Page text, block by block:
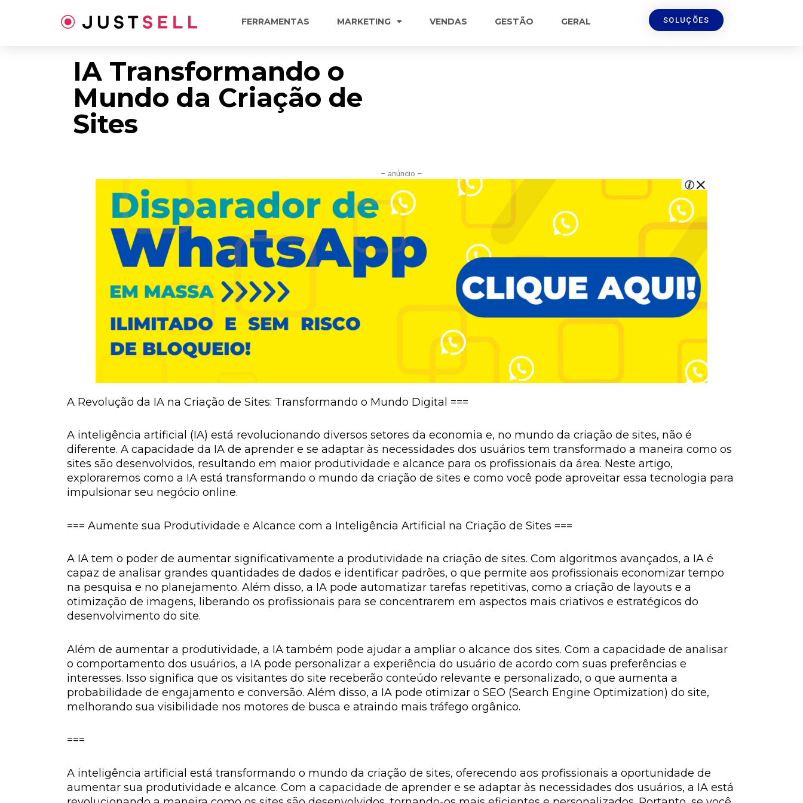
FERRAMENTAS MARKETING VENDAS GESTÃO GERAL SOLUÇÕES
IA Transformando o
Mundo da Criação de
Sites
– anúncio –
A Revolução da IA na Criação de Sites: Transformando o Mundo Digital ===
A inteligência artificial (IA) está revolucionando diversos setores da economia e, no mundo da criação de sites, não é
diferente. A capacidade da IA de aprender e se adaptar às necessidades dos usuários tem transformado a maneira como os
sites são desenvolvidos, resultando em maior produtividade e alcance para os profissionais da área. Neste artigo,
exploraremos como a IA está transformando o mundo da criação de sites e como você pode aproveitar essa tecnologia para
impulsionar seu negócio online.
=== Aumente sua Produtividade e Alcance com a Inteligência Artificial na Criação de Sites ===
A IA tem o poder de aumentar significativamente a produtividade na criação de sites. Com algoritmos avançados, a IA é
capaz de analisar grandes quantidades de dados e identificar padrões, o que permite aos profissionais economizar tempo
na pesquisa e no planejamento. Além disso, a IA pode automatizar tarefas repetitivas, como a criação de layouts e a
otimização de imagens, liberando os profissionais para se concentrarem em aspectos mais criativos e estratégicos do
desenvolvimento do site.
Além de aumentar a produtividade, a IA também pode ajudar a ampliar o alcance dos sites. Com a capacidade de analisar
o comportamento dos usuários, a IA pode personalizar a experiência do usuário de acordo com suas preferências e
interesses. Isso significa que os visitantes do site receberão conteúdo relevante e personalizado, o que aumenta a
probabilidade de engajamento e conversão. Além disso, a IA pode otimizar o SEO (Search Engine Optimization) do site,
melhorando sua visibilidade nos motores de busca e atraindo mais tráfego orgânico.
===
A inteligência artificial está transformando o mundo da criação de sites, oferecendo aos profissionais a oportunidade de
aumentar sua produtividade e alcance. Com a capacidade de aprender e se adaptar às necessidades dos usuários, a IA está